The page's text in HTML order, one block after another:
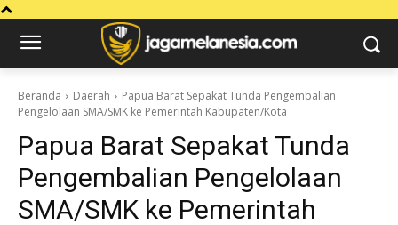
Beranda Daerah
Papua Barat Sepakat Tunda Pengembalian
Pengelolaan SMA/SMK ke Pemerintah Kabupaten/Kota
Papua Barat Sepakat Tunda
Pengembalian Pengelolaan
SMA/SMK ke Pemerintah